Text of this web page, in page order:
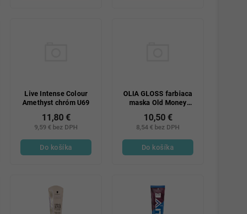
Live Intense Colour
Amethyst chróm U69
9,59 € bez DPH
11,80 €
Do košíka
OLIA GLOSS farbiaca
maska Old Money
8,54 € bez DPH
10,50 €
Do košíka